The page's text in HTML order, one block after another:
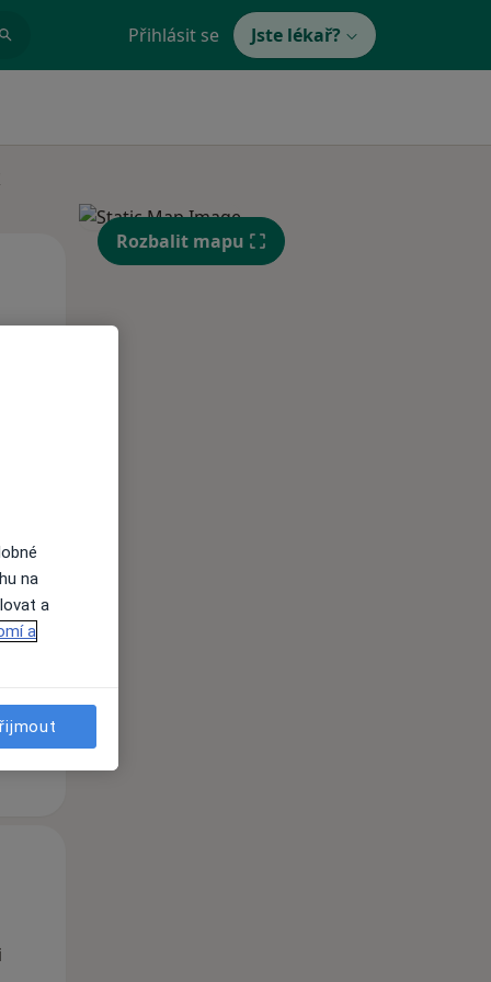
Přihlásit se Jste lékař?
Út St
Rozbalit mapu
na
a
a